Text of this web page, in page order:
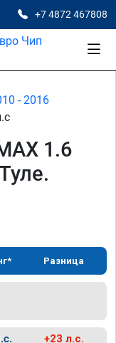
+7 4872 467808
- 2016
1.6
Разница
+23 л.с.